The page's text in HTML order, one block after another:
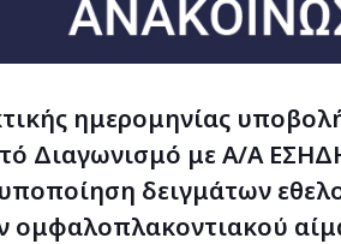
ημερομηνίας
Διαγωνισμό με Α/Α
δειγμάτων